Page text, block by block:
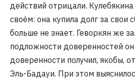
действий отрицали.
своём: она купила долг за свои
больше не знает. Геворкян же
подложности доверенностей он
доверенности получил, якобы,
Эль-Бадауи. При этом